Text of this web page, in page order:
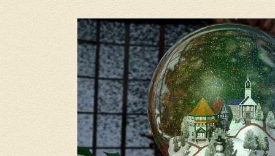
Драматургия
Повести,
Галерея[144]
Поэзия[1016]
Другие жанры
Все жанры